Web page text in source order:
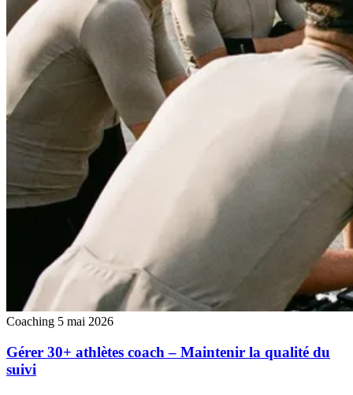
Coaching 5 mai 2026
Gérer 30+ athlètes coach – Maintenir la qualité du
suivi